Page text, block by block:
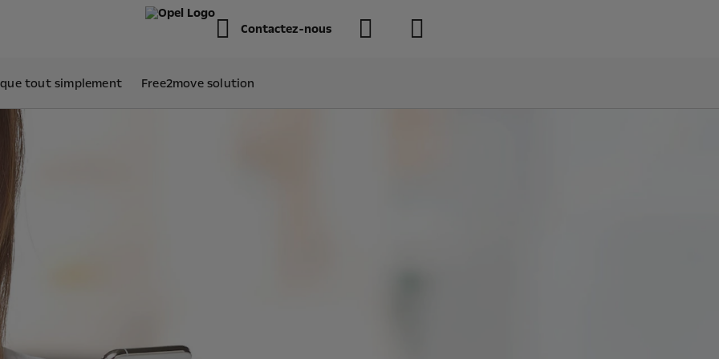
Contactez-nous
tout simplement Free2move solution